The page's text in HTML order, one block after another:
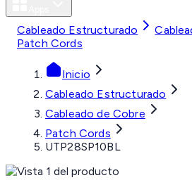
Cableado Estructurado
Patch Cords
Inicio
Cableado Estructurado
Cableado de Cobre
Patch Cords
UTP28SP10BL